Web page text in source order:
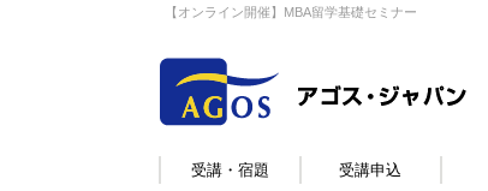
【オンライン開催】MBA留学基礎セミナー
受講・宿題 受講申込